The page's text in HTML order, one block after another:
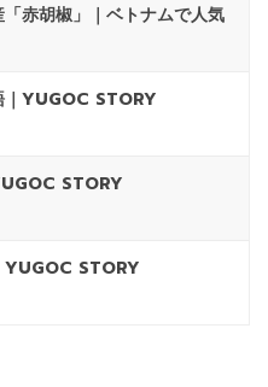
赤胡椒」｜ベトナムで人気
｜YUGOC STORY
STORY
YUGOC STORY